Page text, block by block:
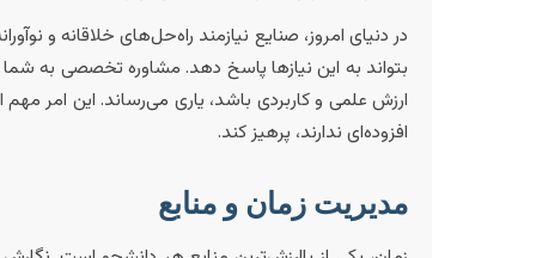
در دنیای امروز، صنایع نیازمند راه‌حل‌های خلاقانه و
بتواند به این نیازها پاسخ دهد. مشاوره تخصصی به
ارزش علمی و کاربردی باشد، یاری می‌رساند. این امر
افزوده‌ای ندارند، پرهیز کند.
مدیریت زمان و منابع